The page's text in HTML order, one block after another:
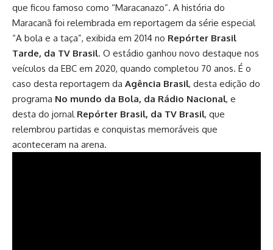
que ficou famoso como “Maracanazo”. A história do
Maracanã foi relembrada em reportagem da série especial
“A bola e a taça”, exibida em 2014 no Repórter Brasil
Tarde, da TV Brasil. O estádio ganhou novo destaque nos
veículos da EBC em 2020, quando completou 70 anos. É o
caso desta reportagem da Agência Brasil, desta edição do
programa No mundo da Bola, da Rádio Nacional, e
desta do jornal Repórter Brasil, da TV Brasil, que
relembrou partidas e conquistas memoráveis que
aconteceram na arena.